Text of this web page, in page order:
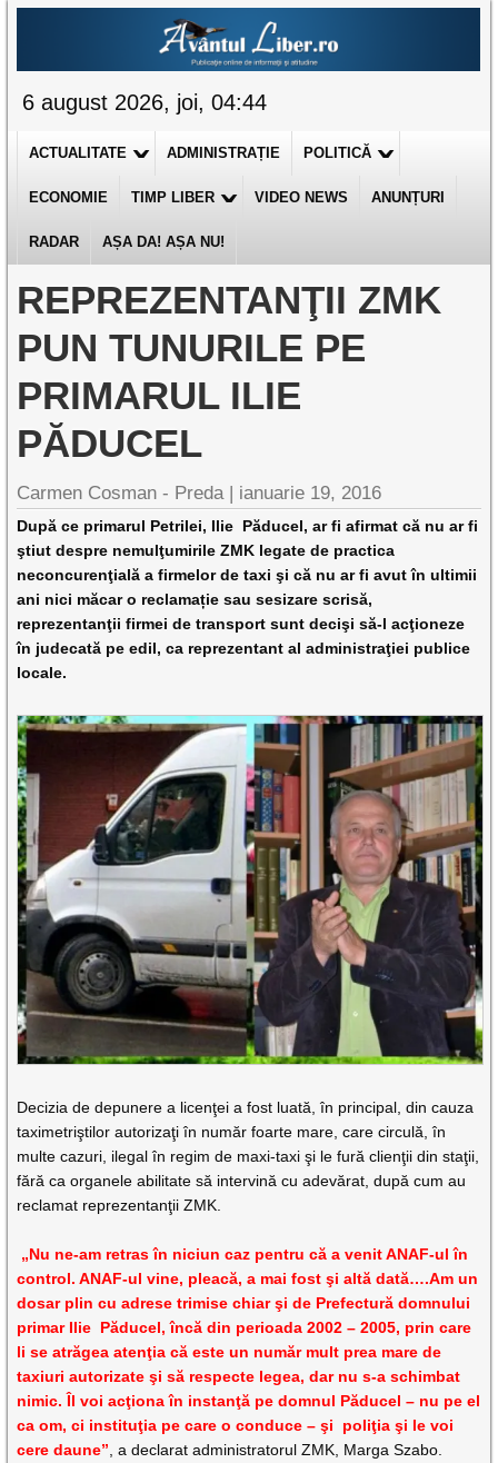
6 august 2026, joi, 04:44
ACTUALITATE ADMINISTRAȚIE POLITICĂ
ECONOMIE TIMP LIBER VIDEO NEWS ANUNȚURI
RADAR AȘA DA! AȘA NU!
REPREZENTANŢII ZMK
PUN TUNURILE PE
PRIMARUL ILIE
PĂDUCEL
Carmen Cosman - Preda | ianuarie 19, 2016
După ce primarul Petrilei, Ilie Păducel, ar fi afirmat că nu ar fi
ştiut despre nemulţumirile ZMK legate de practica
neconcurenţială a firmelor de taxişi că nu ar fi avut în ultimii
ani nici măcar o reclamație sau sesizare scrisă,
reprezentanţii firmei de transport sunt decişi să-l acţioneze
în judecată pe edil, ca reprezentant al administraţiei publice
locale.
Decizia de depunere a licenţei a fost luată, în principal, din cauza
taximetriştilor autorizaţi în număr foarte mare, care circulă, în
multe cazuri, ilegal în regim de maxi-taxi şi le fură clienţii din staţii,
fără ca organele abilitate să intervină cu adevărat, după cum au
reclamat reprezentanţii ZMK.
„Nu ne-am retras în niciun caz pentru că a venit ANAF-ul în
control. ANAF-ul vine, pleacă, a mai fost şi altă dată….Am un
dosar plin cu adrese trimise chiar şi de Prefectură domnului
primar Ilie Păducel, încă din perioada 2002 – 2005, prin care
li se atrăgea atenţia că este un număr mult prea mare de
taxiuri autorizate şi să respecte legea, dar nu s-a schimbat
nimic. Îl voi acţiona în instanţă pe domnul Păducel – nu pe el
ca om, ci instituţia pe care o conduce – şi
poliţia şi le voi
cere daune” , a declarat administratorul ZMK, Marga Szabo.